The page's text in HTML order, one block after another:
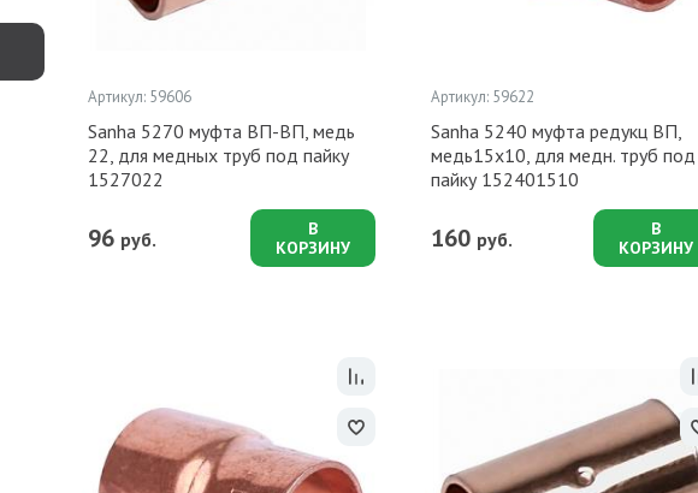
Артикул: 59606
Sanha 5270 муфта ВП-ВП, медь
22, для медных труб под пайку
1527022
96 руб.
В
КОРЗИНУ
Артикул: 59622
Sanha 5240 муфта редукц ВП,
медь15x10, для медн. труб под
пайку 152401510
160 руб.
В
КОРЗИНУ